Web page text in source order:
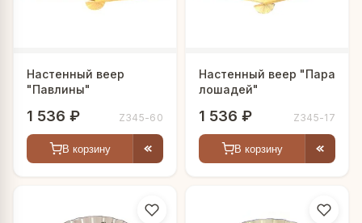
Настенный веер
"Павлины"
1 536 ₽ Z345-60
В корзину
Настенный веер "Пара
лошадей"
1 536 ₽ Z345-17
В корзину